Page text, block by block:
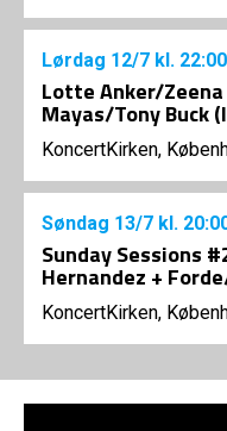
Lørdag 12/7 kl. 22:00
Lotte Anker/
Mayas/Tony Buck
KoncertKirken,
Søndag 13/7 kl.
Sunday Sessions
Hernandez +
KoncertKirken,